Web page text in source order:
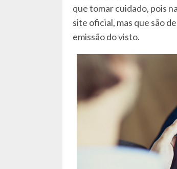
que tomar cuidado, pois
site oficial, mas que são
emissão do visto.